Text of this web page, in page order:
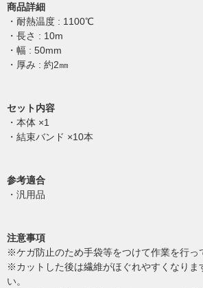
商品詳細
・耐熱温度 : 1100℃
・長さ : 10m
・幅 : 50mm
・厚み : 約2㎜
セット内容
・本体 ×1
・結束バンド ×10本
参考適合
・汎用品
注意事項
※ケガ防止のため手袋等をつけて作業を行っ
※カットした後は繊維がほぐれやすくなりま
い。